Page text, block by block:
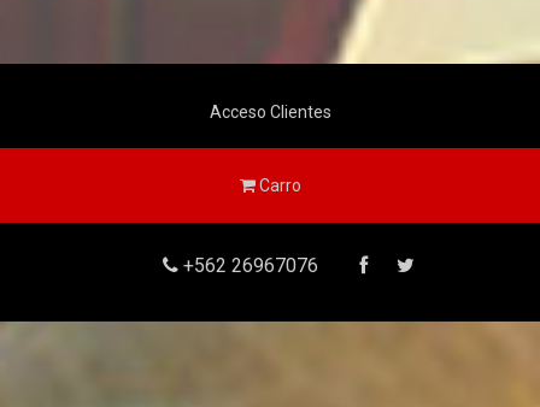
Acceso Clientes
Carro
+562 26967076